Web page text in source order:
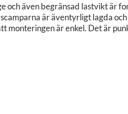
och även begränsad lastvikt är
är äventyrligt lagda
monteringen är enkel. Det är